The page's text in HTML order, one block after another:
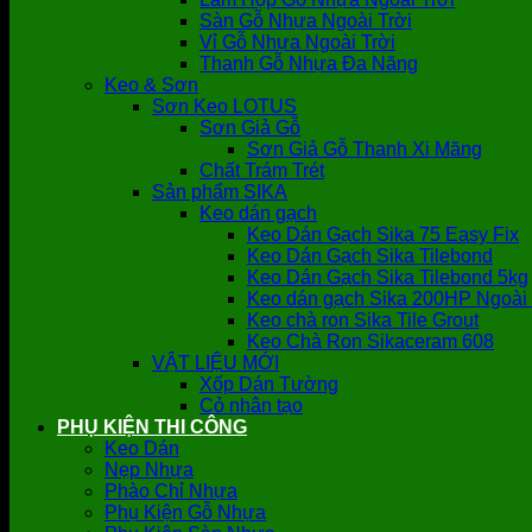
Sàn Gỗ Nhựa Ngoài Trời
Vỉ Gỗ Nhựa Ngoài Trời
Thanh Gỗ Nhựa Đa Năng
Keo & Sơn
Sơn Keo LOTUS
Sơn Giả Gỗ
Sơn Giả Gỗ Thanh Xi Măng
Chất Trám Trét
Sản phẩm SIKA
Keo dán gạch
Keo Dán Gạch Sika 75 Easy Fix
Keo Dán Gạch Sika Tilebond
Keo Dán Gạch Sika Tilebond 5kg
Keo dán gạch Sika 200HP
Keo chà ron Sika Tile Grout
Keo Chà Ron Sikaceram 608
VẬT LIỆU MỚI
Xốp Dán Tường
Cỏ nhân tạo
PHỤ KIỆN THI CÔNG
Keo Dán
Nẹp Nhựa
Phào Chỉ Nhựa
Phụ Kiện Gỗ Nhựa